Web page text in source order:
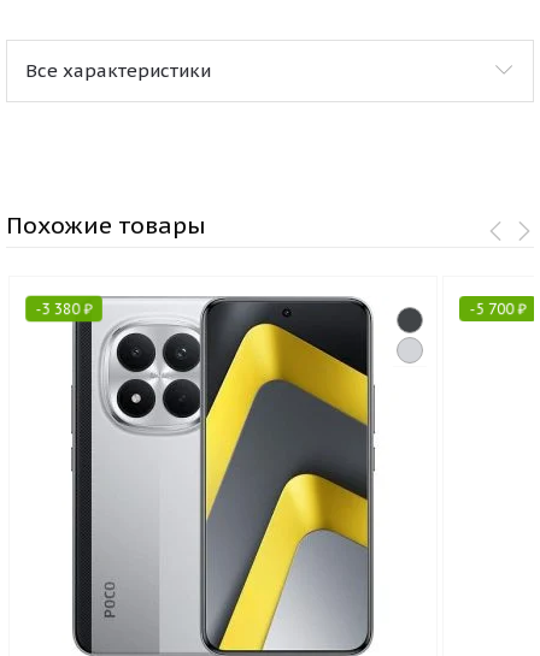
Все характеристики
Похожие товары
-3 380₽ -5 700₽